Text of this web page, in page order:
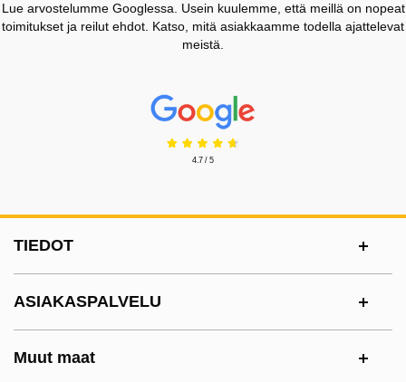
Lue arvostelumme Googlessa. Usein kuulemme, että meillä on nopeat
toimitukset ja reilut ehdot. Katso, mitä asiakkaamme todella ajattelevat
meistä.
Prisjakt Arvostelu: 4.7 Tähdet
4.7 / 5
TIEDOT
ASIAKASPALVELU
Muut maat